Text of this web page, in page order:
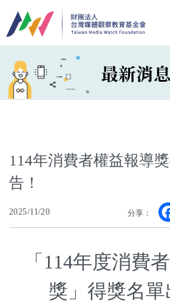
最新消息
第25屆台灣兒童及少年優質
最新消息
關於我們
114年消費者權益報導
告！
2025/11/20 分享：
「114年度消費
獎」得獎名單